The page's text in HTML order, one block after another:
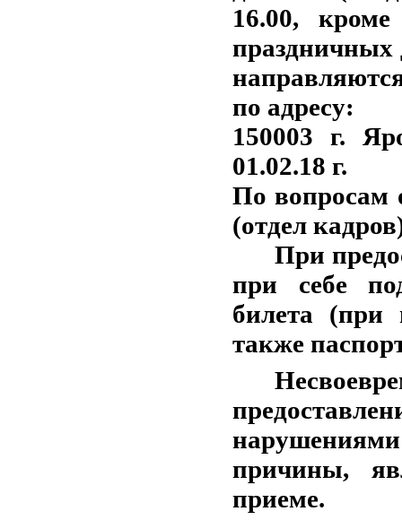
16.00,
праздничных
по адресу:
150003 г.
01.02.18 г.
По вопросам
(отдел
При
при себе
билета (при
также
причины,
приеме.